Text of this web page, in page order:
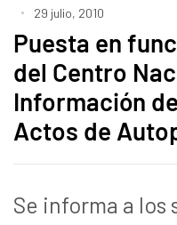
29 julio, 2010
Puesta en
del Centro
Información
Actos de
Se informa a los